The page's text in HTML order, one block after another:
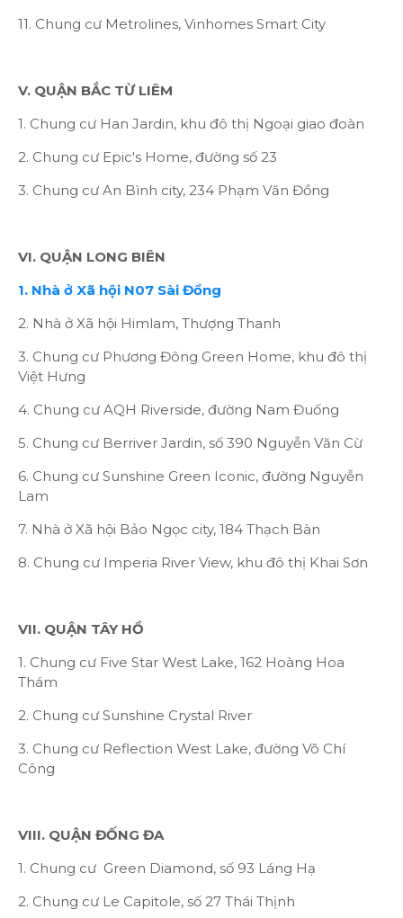
11. Chung cư Metrolines, Vinhomes Smart City
V. QUẬN BẮC TỪ LIÊM
1. Chung cư Han Jardin, khu đô thị Ngoại giao đoàn
2. Chung cư Epic's Home, đường số 23
3. Chung cư An Bình city, 234 Phạm Văn Đồng
VI. QUẬN LONG BIÊN
1. Nhà ở Xã hội N07 Sài Đồng
2. Nhà ở Xã hội Himlam, Thượng Thanh
3. Chung cư Phương Đông Green Home, khu đô thị
Việt Hưng
4. Chung cư AQH Riverside, đường Nam Đuống
5. Chung cư Berriver Jardin, số 390 Nguyễn Văn Cừ
6. Chung cư Sunshine Green Iconic, đường Nguyễn
Lam
7. Nhà ở Xã hội Bảo Ngọc city, 184 Thạch Bàn
8. Chung cư Imperia River View, khu đô thị Khai Sơn
VII. QUẬN TÂY HỒ
1. Chung cư Five Star West Lake, 162 Hoàng Hoa
Thám
2. Chung cư Sunshine Crystal River
3. Chung cư Reflection West Lake, đường Võ Chí
Công
VIII. QUẬN ĐỐNG ĐA
1. Chung cư Green Diamond, số 93 Láng Hạ
2. Chung cư Le Capitole, số 27 Thái Thịnh